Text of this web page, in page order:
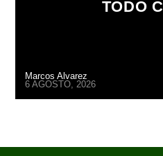
TODO
Marcos Alvarez
6 AGOSTO, 2026